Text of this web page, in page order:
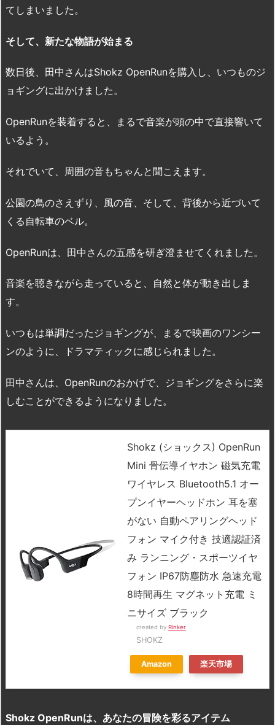
てしまいました。
そして、新たな物語が始まる
数日後、田中さんはShokz OpenRunを購入し、いつものジ
ョギングに出かけました。
OpenRunを装着すると、まるで音楽が頭の中で直接響いて
いるよう。
それでいて、周囲の音もちゃんと聞こえます。
公園の鳥のさえずり、風の音、そして、背後から近づいて
くる自転車のベル。
OpenRunは、田中さんの五感を研ぎ澄ませてくれました。
音楽を聴きながら走っていると、自然と体が動き出しま
す。
いつもは単調だったジョギングが、まるで映画のワンシー
ンのように、ドラマティックに感じられました。
田中さんは、OpenRunのおかげで、ジョギングをさらに楽
しむことができるようになりました。
Shokz (ショックス) OpenRun
Mini 骨伝導イヤホン 磁気充電
ワイヤレス Bluetooth5.1 オー
プンイヤーヘッドホン 耳を塞
がない 自動ペアリングヘッド
フォン マイク付き 技適認証済
み ランニング・スポーツイヤ
フォン IP67防塵防水 急速充電
8時間再生 マグネット充電 ミ
ニサイズ ブラック
created by Rinker
SHOKZ
Amazon 楽天市場
Shokz OpenRunは、あなたの冒険を彩るアイテム